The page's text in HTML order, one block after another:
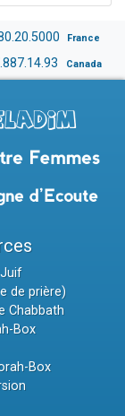
France
Canada
de prière)
Chabbath
Box
Box